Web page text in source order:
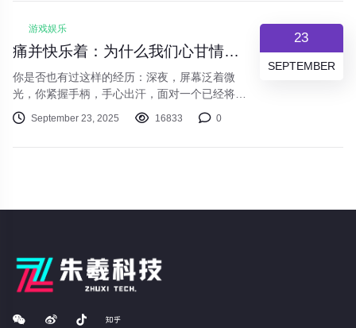
23
SEPTEMBER
游戏娱乐
痛并快乐着：为什么我们心甘情愿在“魂系”游戏里“受苦”？
你是否也有过这样的经历：深夜，屏幕泛着微
光，你紧握手柄，手心出汗，面对一个已经将你
击败了数十次的BOSS。在又一次屏幕变灰后，
你愤怒地几乎要扔下手柄，但深呼吸几下，你又
September 23, 2025 16833 0